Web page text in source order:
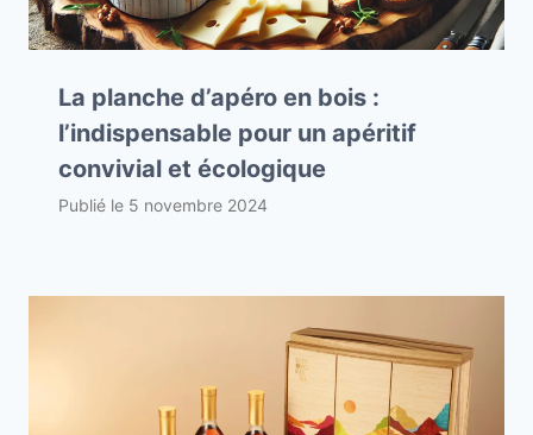
La planche d’apéro en bois :
l’indispensable pour un apéritif
convivial et écologique
Publié le 5 novembre 2024